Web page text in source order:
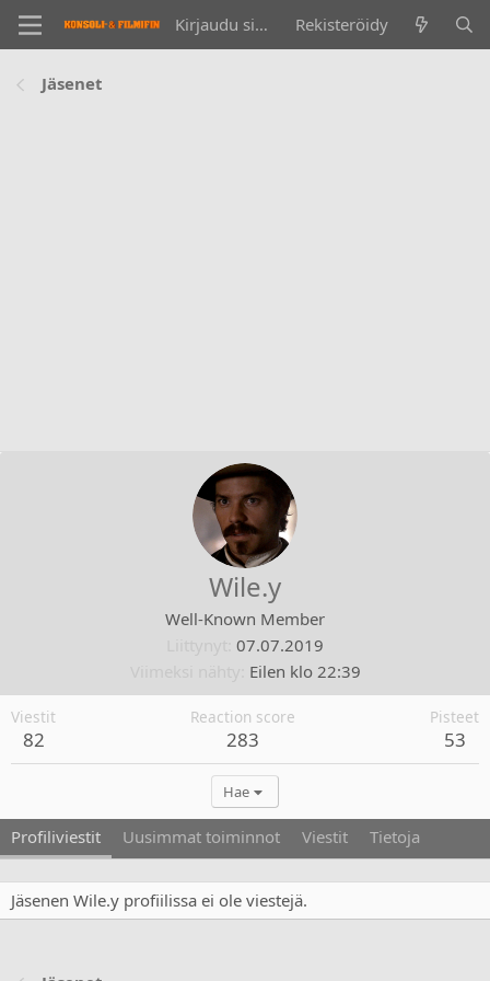
Kirjaudu sisään Rekisteröidy
Jäsenet
Wile.y
Well-Known Member
07.07.2019
Eilen klo 22:39
Viestit
82
Reaction score
283
Pisteet
53
Hae
Profiliviestit Uusimmat toiminnot Viestit Tietoja
Jäsenen Wile.y profiilissa ei ole viestejä.